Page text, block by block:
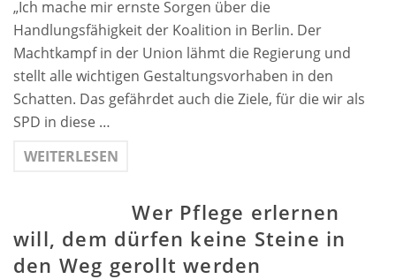
„Ich mache mir ernste Sorgen über die
Handlungsfähigkeit der Koalition in Berlin. Der
Machtkampf in der Union lähmt die Regierung und
stellt alle wichtigen Gestaltungsvorhaben in den
Schatten. Das gefährdet auch die Ziele, für die wir als
SPD in diese …
WEITERLESEN
Wer Pflege erlernen
will, dem dürfen keine Steine in
den Weg gerollt werden